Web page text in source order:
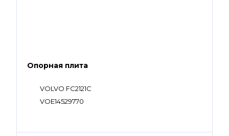
Опорная плита
VOLVO FC2121C
VOE14529770